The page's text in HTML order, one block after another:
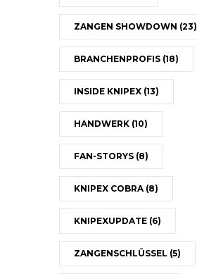
ZANGEN SHOWDOWN (23)
BRANCHENPROFIS (18)
INSIDE KNIPEX (13)
HANDWERK (10)
FAN-STORYS (8)
KNIPEX COBRA (8)
KNIPEXUPDATE (6)
ZANGENSCHLÜSSEL (5)